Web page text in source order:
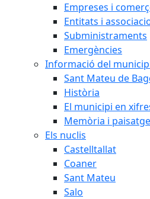
Empreses i
Entitats i
Subministraments
Emergències
Informació del
Sant Mateu de
Història
El municipi en
Memòria i paisatge
Els nuclis
Castelltallat
Coaner
Sant Mateu
Salo